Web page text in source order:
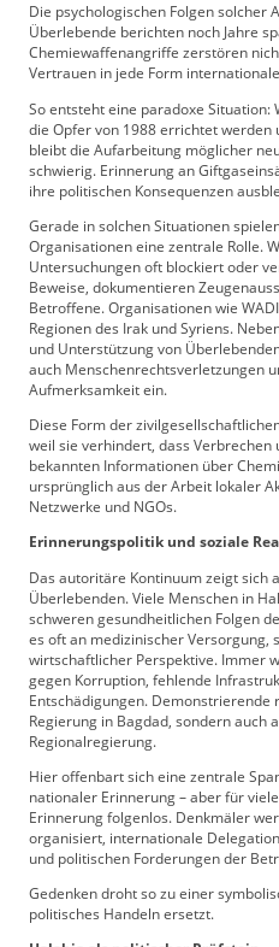
Die psychologischen Folgen solcher
Überlebende berichten noch Jahre
Chemiewaffenangriffe zerstören
Vertrauen in jede Form
So entsteht eine paradoxe
die Opfer von 1988 errichtet werden
bleibt die Aufarbeitung möglicher
schwierig. Erinnerung an
ihre politischen Konsequenzen
Gerade in solchen Situationen
Organisationen eine zentrale Rolle.
Untersuchungen oft blockiert oder
Beweise, dokumentieren
Betroffene. Organisationen wie
Regionen des Irak und Syriens.
und Unterstützung von
auch Menschenrechtsverletzungen
Aufmerksamkeit ein.
Diese Form der
weil sie verhindert, dass
bekannten Informationen über
ursprünglich aus der Arbeit lokaler
Netzwerke und NGOs.
Erinnerungspolitik und soziale
Das autoritäre Kontinuum zeigt sich
Überlebenden. Viele Menschen in
schweren gesundheitlichen Folgen
es oft an medizinischer Versorgung,
wirtschaftlicher Perspektive. Immer
gegen Korruption, fehlende
Entschädigungen.
Regierung in Bagdad, sondern auch
Regionalregierung.
Hier offenbart sich eine zentrale
nationaler Erinnerung – aber für
Erinnerung folgenlos. Denkmäler
organisiert, internationale
und politischen Forderungen der
Gedenken droht so zu einer
politisches Handeln ersetzt.